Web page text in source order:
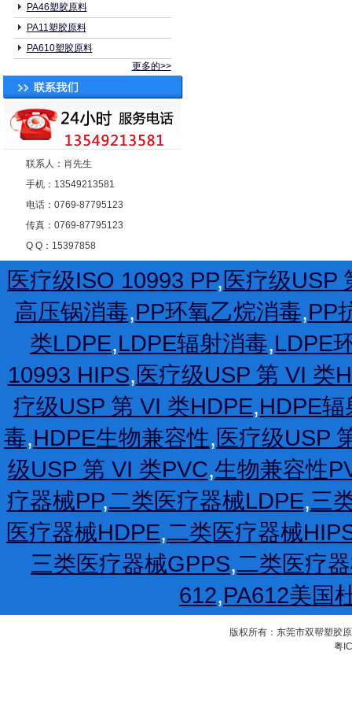
PA46塑胶原料
PA11塑胶原料
PA610塑胶原料
更多的>>
联系人：肖先生
手机：13549213581
电话：0769-87795123
传真：0769-87795123
Q Q：15397858
医疗级ISO 10993 PP,医疗级USP
高压锅消毒,PP环氧乙烷消毒,PP
类LDPE,LDPE辐射消毒,LDPE
10993 HIPS,医疗级USP 第 VI 类
疗级USP 第 VI 类HDPE,HDPE辐
毒,HDPE生物兼容性,医疗级USP
级USP 第 VI 类PVC,生物兼容性
疗器械PP,二类医疗器械LDPE,三
医疗器械HDPE,二类医疗器械
三类医疗器械GPPS,二类医疗
612,PA612美国
版权所有：东莞市双帮塑胶
粤